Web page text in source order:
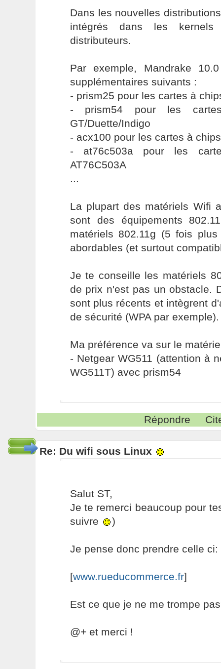
Dans les nouvelles
intégrés dans les
distributeurs.
Par exemple, Mandrake
supplémentaires suivants :
- prism25 pour les cartes à
- prism54 pour les
GT/Duette/Indigo
- acx100 pour les cartes à
- at76c503a pour les
AT76C503A
...
La plupart des matériels Wifi
sont des équipements
matériels 802.11g (5 fois
abordables (et surtout
Je te conseille les matériels
de prix n'est pas un obstacle.
sont plus récents et intègrent
de sécurité (WPA par exemple).
Ma préférence va sur le
- Netgear WG511 (attention à
WG511T) avec prism54
Répondre
Re: Du wifi sous Linux
Salut ST,
Je te remerci beaucoup pour
suivre
)
Je pense donc prendre celle ci:
[www.rueducommerce.fr]
Est ce que je ne me trompe
@+ et merci !